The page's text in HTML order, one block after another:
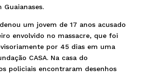
Guaianases.
um jovem de 17 anos acusado
envolvido no massacre, que foi
por 45 dias em uma
CASA. Na casa do
policiais encontraram desenhos